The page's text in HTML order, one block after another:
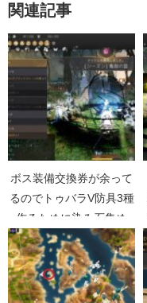
関連記事
ボス装備交換券が余って
るのでトゥバラV防具3種
作るために染み石集め
【黒い砂漠Part4021】